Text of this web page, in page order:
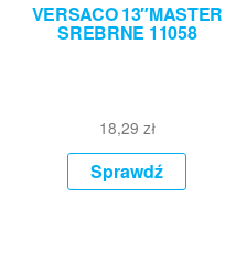
VERSACO 13″MASTER
SREBRNE 11058
18,29 zł
Sprawdź